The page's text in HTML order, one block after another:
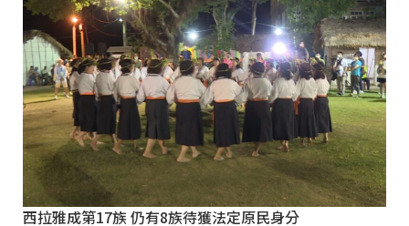
西拉雅成第17族 仍有8族待獲法定原民身分